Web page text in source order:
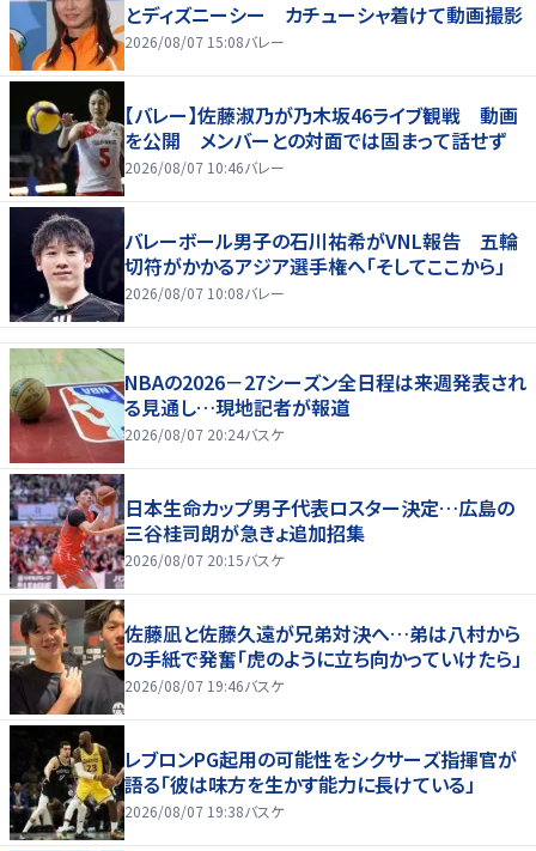
とディズニーシー カチューシャ着けて動画撮影
2026/08/07 15:08バレー
【バレー】佐藤淑乃が乃木坂46ライブ観戦 動画
を公開 メンバーとの対面では固まって話せず
2026/08/07 10:46バレー
バレーボール男子の石川祐希がVNL報告 五輪
切符がかかるアジア選手権へ「そしてここから」
2026/08/07 10:08バレー
NBAの2026－27シーズン全日程は来週発表され
る見通し…現地記者が報道
2026/08/07 20:24バスケ
日本生命カップ男子代表ロスター決定…広島の
三谷桂司朗が急きょ追加招集
2026/08/07 20:15バスケ
佐藤凪と佐藤久遠が兄弟対決へ…弟は八村から
の手紙で発奮「虎のように立ち向かっていけたら」
2026/08/07 19:46バスケ
レブロンPG起用の可能性をシクサーズ指揮官が
語る「彼は味方を生かす能力に長けている」
2026/08/07 19:38バスケ